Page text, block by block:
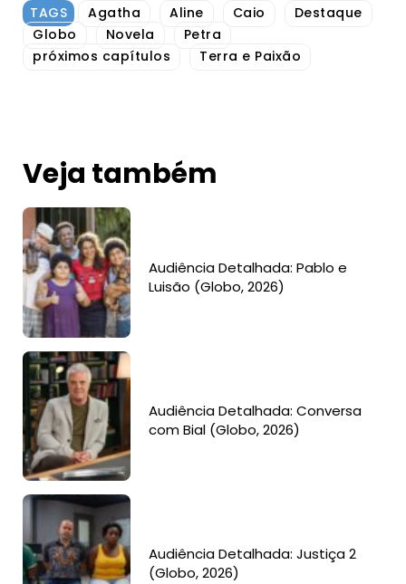
TAGS Agatha Aline Caio
Destaque
Globo
Novela
Petra
próximos capítulos
Terra e Paixão
Veja também
Audiência Detalhada: Pablo e
Luisão (Globo, 2026)
Audiência Detalhada: Conversa
com Bial (Globo, 2026)
Audiência Detalhada: Justiça 2
(Globo, 2026)